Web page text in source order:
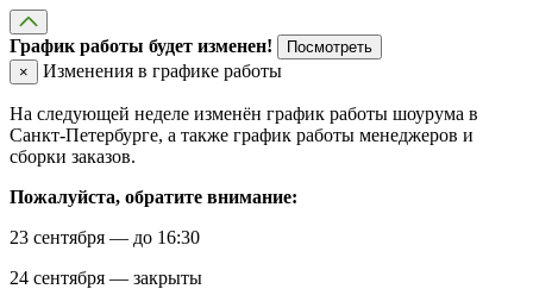
График работы будет изменен!
Посмотреть
×
Изменения в графике работы
На следующей неделе изменён график работы шоурума в
Санкт-Петербурге, а также график работы менеджеров и
сборки заказов.
Пожалуйста, обратите внимание:
23 сентября — до 16:30
24 сентября — закрыты